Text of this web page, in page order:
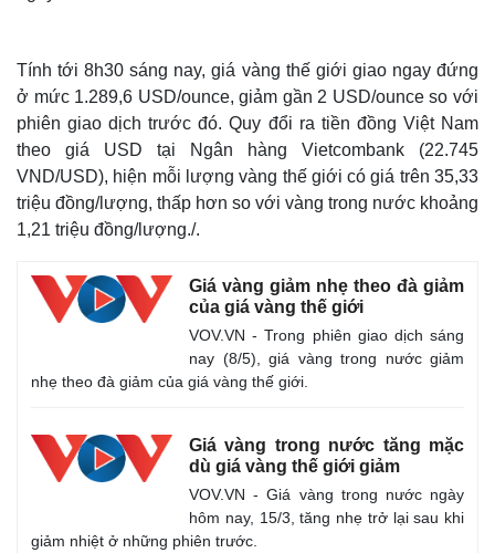
Tính tới 8h30 sáng nay, giá vàng thế giới giao ngay đứng
ở mức 1.289,6 USD/ounce, giảm gần 2 USD/ounce so với
phiên giao dịch trước đó. Quy đổi ra tiền đồng Việt Nam
theo giá USD tại Ngân hàng Vietcombank (22.745
VND/USD), hiện mỗi lượng vàng thế giới có giá trên 35,33
triệu đồng/lượng, thấp hơn so với vàng trong nước khoảng
1,21 triệu đồng/lượng./.
Giá vàng giảm nhẹ theo đà giảm
của giá vàng thế giới
VOV.VN - Trong phiên giao dịch sáng
nay (8/5), giá vàng trong nước giảm
nhẹ theo đà giảm của giá vàng thế giới.
Giá vàng trong nước tăng mặc
dù giá vàng thế giới giảm
VOV.VN - Giá vàng trong nước ngày
hôm nay, 15/3, tăng nhẹ trở lại sau khi
giảm nhiệt ở những phiên trước.